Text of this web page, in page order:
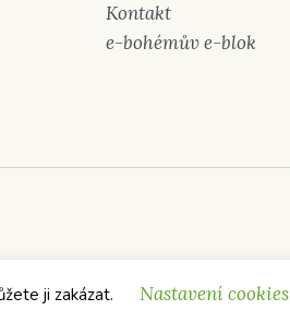
Kontakt
e-bohémův e-blok
ji zakázat. Nastavení cookies